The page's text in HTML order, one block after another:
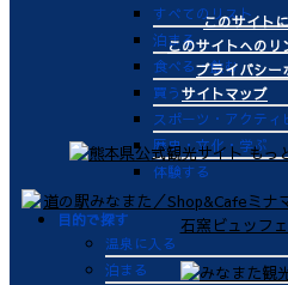
すべてのリスト
泊まる
食べる・飲む
買う
スポーツ・アクティ
歴史・文化・学ぶ
体験する
目的で探す
温泉に入る
泊まる
このサイト
このサイトへのリ
プライバシー
サイトマップ